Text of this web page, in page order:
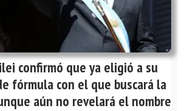
confirmó que ya eligió a su
fórmula con el que buscará la
aún no revelará el nombre